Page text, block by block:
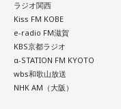
ラジオ関西
Kiss FM KOBE
e-radio FM滋賀
KBS京都ラジオ
α-STATION FM KYOTO
wbs和歌山放送
NHK AM（大阪）